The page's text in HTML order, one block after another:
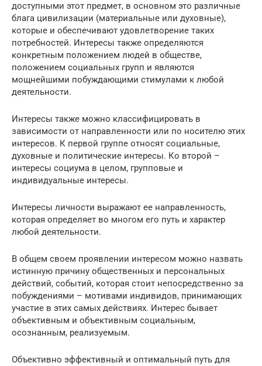
доступными этот предмет, в основном это различные
блага цивилизации (материальные или духовные),
которые и обеспечивают удовлетворение таких
потребностей. Интересы также определяются
конкретным положением людей в обществе,
положением социальных групп и являются
мощнейшими побуждающими стимулами к любой
деятельности.
Интересы также можно классифицировать в
зависимости от направленности или по носителю этих
интересов. К первой группе относят социальные,
духовные и политические интересы. Ко второй –
интересы социума в целом, групповые и
индивидуальные интересы.
Интересы личности выражают ее направленность,
которая определяет во многом его путь и характер
любой деятельности.
В общем своем проявлении интересом можно назвать
истинную причину общественных и персональных
действий, событий, которая стоит непосредственно за
побуждениями – мотивами индивидов, принимающих
участие в этих самых действиях. Интерес бывает
объективным и объективным социальным,
осознанным, реализуемым.
Объективно эффективный и оптимальный путь для